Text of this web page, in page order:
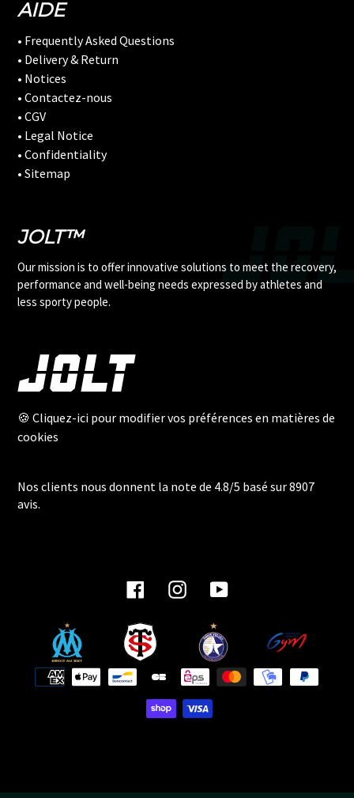
AIDE
• Frequently Asked Questions
• Delivery & Return
• Notices
• Contactez-nous
• CGV
• Legal Notice
• Confidentiality
• Sitemap
JOLT™
Our mission is to offer innovative solutions to meet the recovery,
performance and well-being needs expressed by athletes and
less sporty people.
🍪 Cliquez-ici pour modifier vos préférences en matières de
cookies
Nos clients nous donnent la note de 4.8/5 basé sur 8907
avis.
FacebookInstagramYouTube
Payment
methods